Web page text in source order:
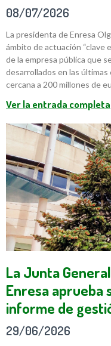
08/07/2026
La presidenta de Enresa
ámbito de actuación “clave
de la empresa pública que
desarrollados en las
cercana a 200 millones de
Ver la entrada completa
La Junta
Enresa aprueba
informe de
29/06/2026